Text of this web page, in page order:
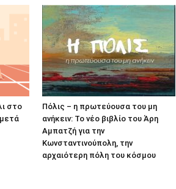
στο
Πόλις – η πρωτεύουσα του μη
ανήκειν: Το νέο βιβλίο του Άρη
Αμπατζή για την
Κωνσταντινούπολη, την
αρχαιότερη πόλη του κόσμου